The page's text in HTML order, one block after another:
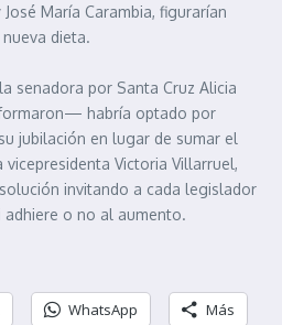
María Carambia, figurarían
dieta.
senadora por Santa Cruz Alicia
habría optado por
jubilación en lugar de sumar el
Victoria Villarruel,
invitando a cada legislador
adhiere o no al aumento.
WhatsApp Más